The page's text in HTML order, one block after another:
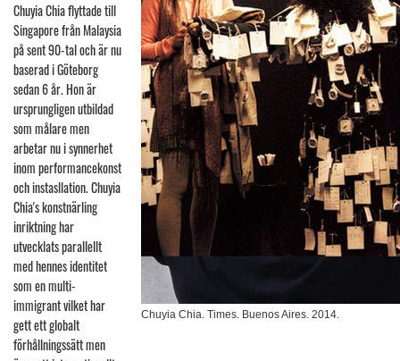
Chuyia Chia flyttade till
Singapore från Malaysia
på sent 90-tal och är nu
baserad i Göteborg
sedan 6 år. Hon är
ursprungligen utbildad
som målare men
arbetar nu i synnerhet
inom performancekonst
och instasllation. Chuyia
Chia's konstnärling
inriktning har
utvecklats parallellt
med hennes identitet
som en multi-
immigrant vilket har
gett ett globalt
förhållningssätt men
Chuyia Chia. Times. Buenos Aires. 2014.